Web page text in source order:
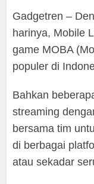
Gadgetren –
harinya, Mobile
game MOBA
populer di
Bahkan
streaming
bersama tim
di berbagai
atau sekadar